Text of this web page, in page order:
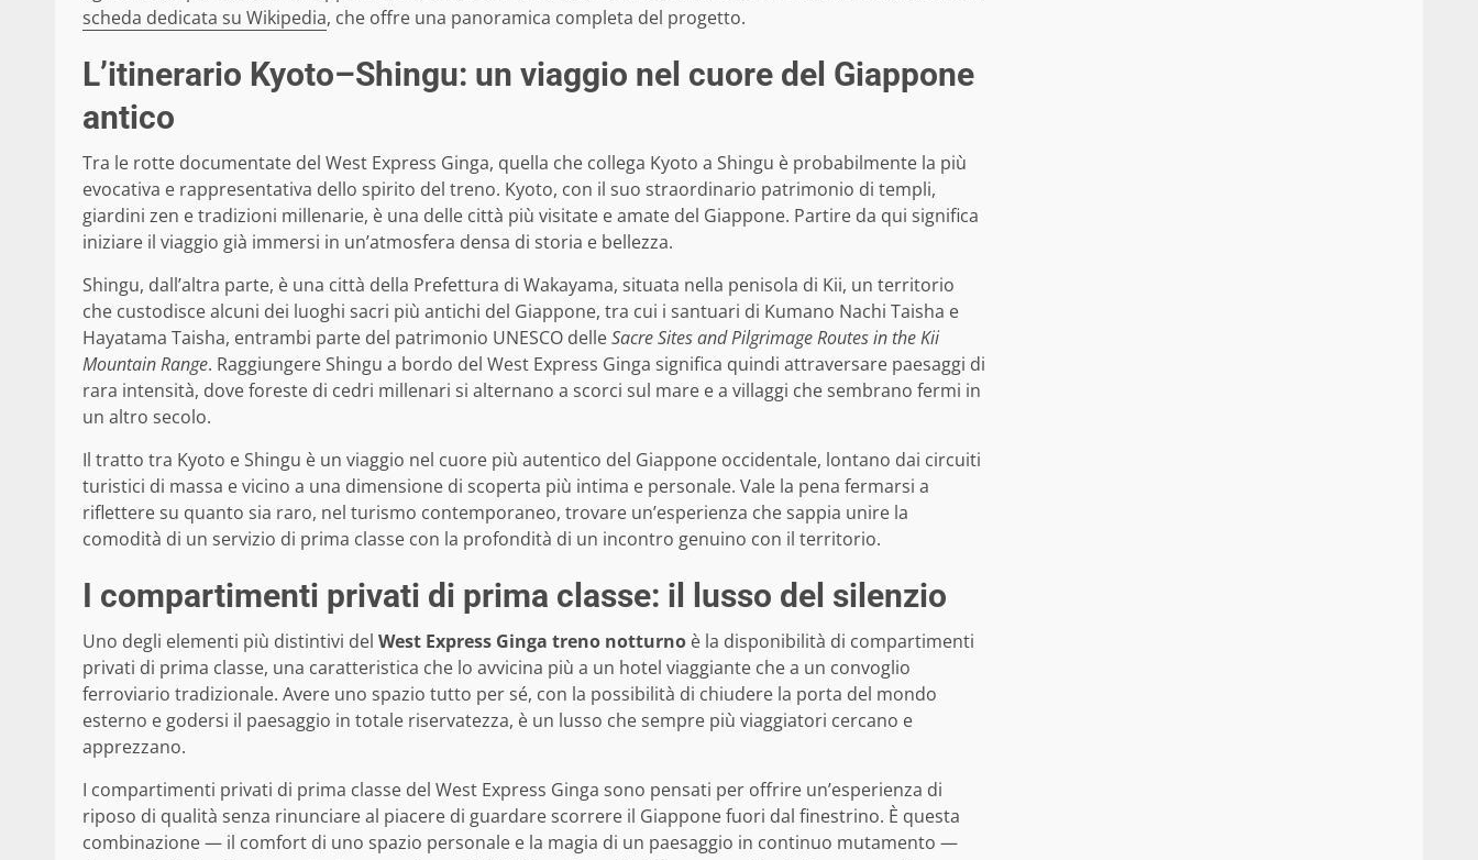
scheda dedicata su Wikipedia, che offre una panoramica completa del progetto.
L’itinerario Kyoto–Shingu: un viaggio nel cuore del Giappone
antico
Tra le rotte documentate del West Express Ginga, quella che collega Kyoto a Shingu è probabilmente la più
evocativa e rappresentativa dello spirito del treno. Kyoto, con il suo straordinario patrimonio di templi,
giardini zen e tradizioni millenarie, è una delle città più visitate e amate del Giappone. Partire da qui significa
iniziare il viaggio già immersi in un’atmosfera densa di storia e bellezza.
Shingu, dall’altra parte, è una città della Prefettura di Wakayama, situata nella penisola di Kii, un territorio
che custodisce alcuni dei luoghi sacri più antichi del Giappone, tra cui i santuari di Kumano Nachi Taisha e
Hayatama Taisha, entrambi parte del patrimonio UNESCO delleSacre Sites and Pilgrimage Routes in the Kii
Mountain Range. Raggiungere Shingu a bordo del West Express Ginga significa quindi attraversare paesaggi di
rara intensità, dove foreste di cedri millenari si alternano a scorci sul mare e a villaggi che sembrano fermi in
un altro secolo.
Il tratto tra Kyoto e Shingu è un viaggio nel cuore più autentico del Giappone occidentale, lontano dai circuiti
turistici di massa e vicino a una dimensione di scoperta più intima e personale. Vale la pena fermarsi a
riflettere su quanto sia raro, nel turismo contemporaneo, trovare un’esperienza che sappia unire la
comodità di un servizio di prima classe con la profondità di un incontro genuino con il territorio.
I compartimenti privati di prima classe: il lusso del silenzio
Uno degli elementi più distintivi del West Express Ginga treno notturno è la disponibilità di compartimenti
privati di prima classe, una caratteristica che lo avvicina più a un hotel viaggiante che a un convoglio
ferroviario tradizionale. Avere uno spazio tutto per sé, con la possibilità di chiudere la porta del mondo
esterno e godersi il paesaggio in totale riservatezza, è un lusso che sempre più viaggiatori cercano e
apprezzano.
I compartimenti privati di prima classe del West Express Ginga sono pensati per offrire un’esperienza di
riposo di qualità senza rinunciare al piacere di guardare scorrere il Giappone fuori dal finestrino. È questa
combinazione — il comfort di uno spazio personale e la magia di un paesaggio in continuo mutamento —